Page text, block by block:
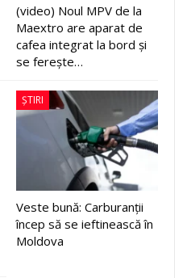
(video) Noul MPV de la
Maextro are aparat de
cafea integrat la bord și
se ferește…
ȘTIRI
Veste bună: Carburanții
încep să se ieftinească în
Moldova